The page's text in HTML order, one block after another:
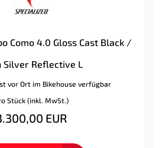
Como 4.0 Gloss Cast Black /
Silver Reflective L
vor Ort im Bikehouse verfügbar
Stück (inkl. MwSt.)
EUR